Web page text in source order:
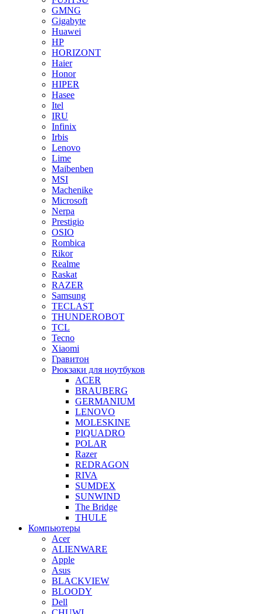
GMNG
Gigabyte
Huawei
HP
HORIZONT
Haier
Honor
HIPER
Hasee
Itel
IRU
Infinix
Irbis
Lenovo
Lime
Maibenben
MSI
Machenike
Microsoft
Nerpa
Prestigio
OSIO
Rombica
Rikor
Realme
Raskat
RAZER
Samsung
TECLAST
THUNDEROBOT
TCL
Tecno
Xiaomi
Гравитон
Рюкзаки для ноутбуков
ACER
BRAUBERG
GERMANIUM
LENOVO
MOLESKINE
PIQUADRO
POLAR
Razer
REDRAGON
RIVA
SUMDEX
SUNWIND
The Bridge
THULE
Компьютеры
Acer
ALIENWARE
Apple
Asus
BLACKVIEW
BLOODY
Dell